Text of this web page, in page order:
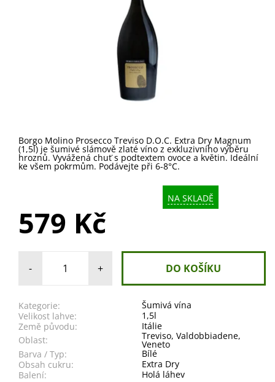
Borgo Molino Prosecco Treviso D.O.C. Extra Dry Magnum
(1,5l) je šumivé slámově zlaté víno z exkluzivního výběru
hroznů. Vyvážená chuť s podtextem ovoce a květin. Ideální
ke všem pokrmům. Podávejte při 6-8°C.
NA SKLADĚ
579 Kč
- +
Kategorie:
Šumivá vína
Velikost lahve:
1,5l
Země původu:
Itálie
Oblast:
Treviso, Valdobbiadene,
Veneto
Barva / Typ:
Bílé
Obsah cukru:
Extra Dry
Balení:
Holá láhev